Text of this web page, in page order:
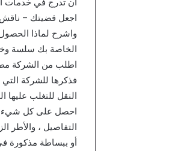
اجعل قضيتك – ناقش
واشرح لماذا
الخاصة بك سلسة
اطلب من الشركة
فذكرها للشركة
النقل للتغلب عليها
احصل على كل شيء
التفاصيل ، والأطر
أو ببساطة مذكورة